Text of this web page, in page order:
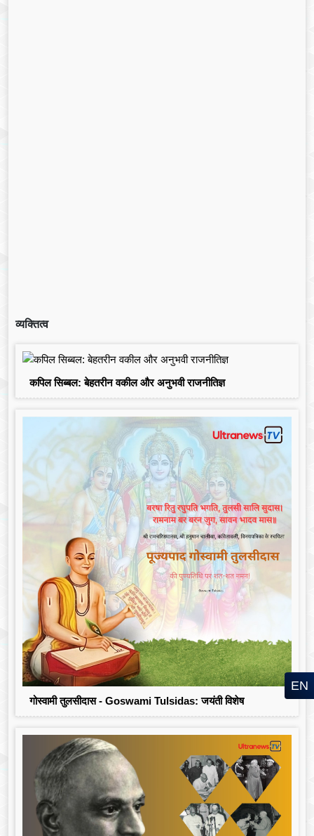
व्यक्तित्व
कपिल सिब्बल: बेहतरीन वकील और अनुभवी राजनीतिज्ञ
गोस्वामी तुलसीदास - Goswami Tulsidas: जयंती विशेष
EN